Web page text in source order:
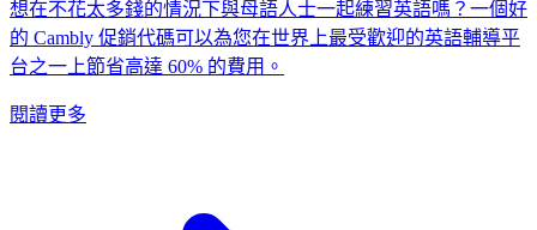
想在不花太多錢的情況下與母語人士一起練習英語嗎？一個好
的 Cambly 促銷代碼可以為您在世界上最受歡迎的英語輔導平
台之一上節省高達 60% 的費用。
閱讀更多